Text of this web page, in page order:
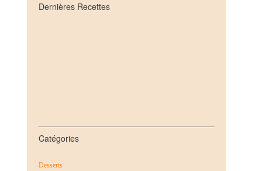
Dernières Recettes
Catégories
Desserts